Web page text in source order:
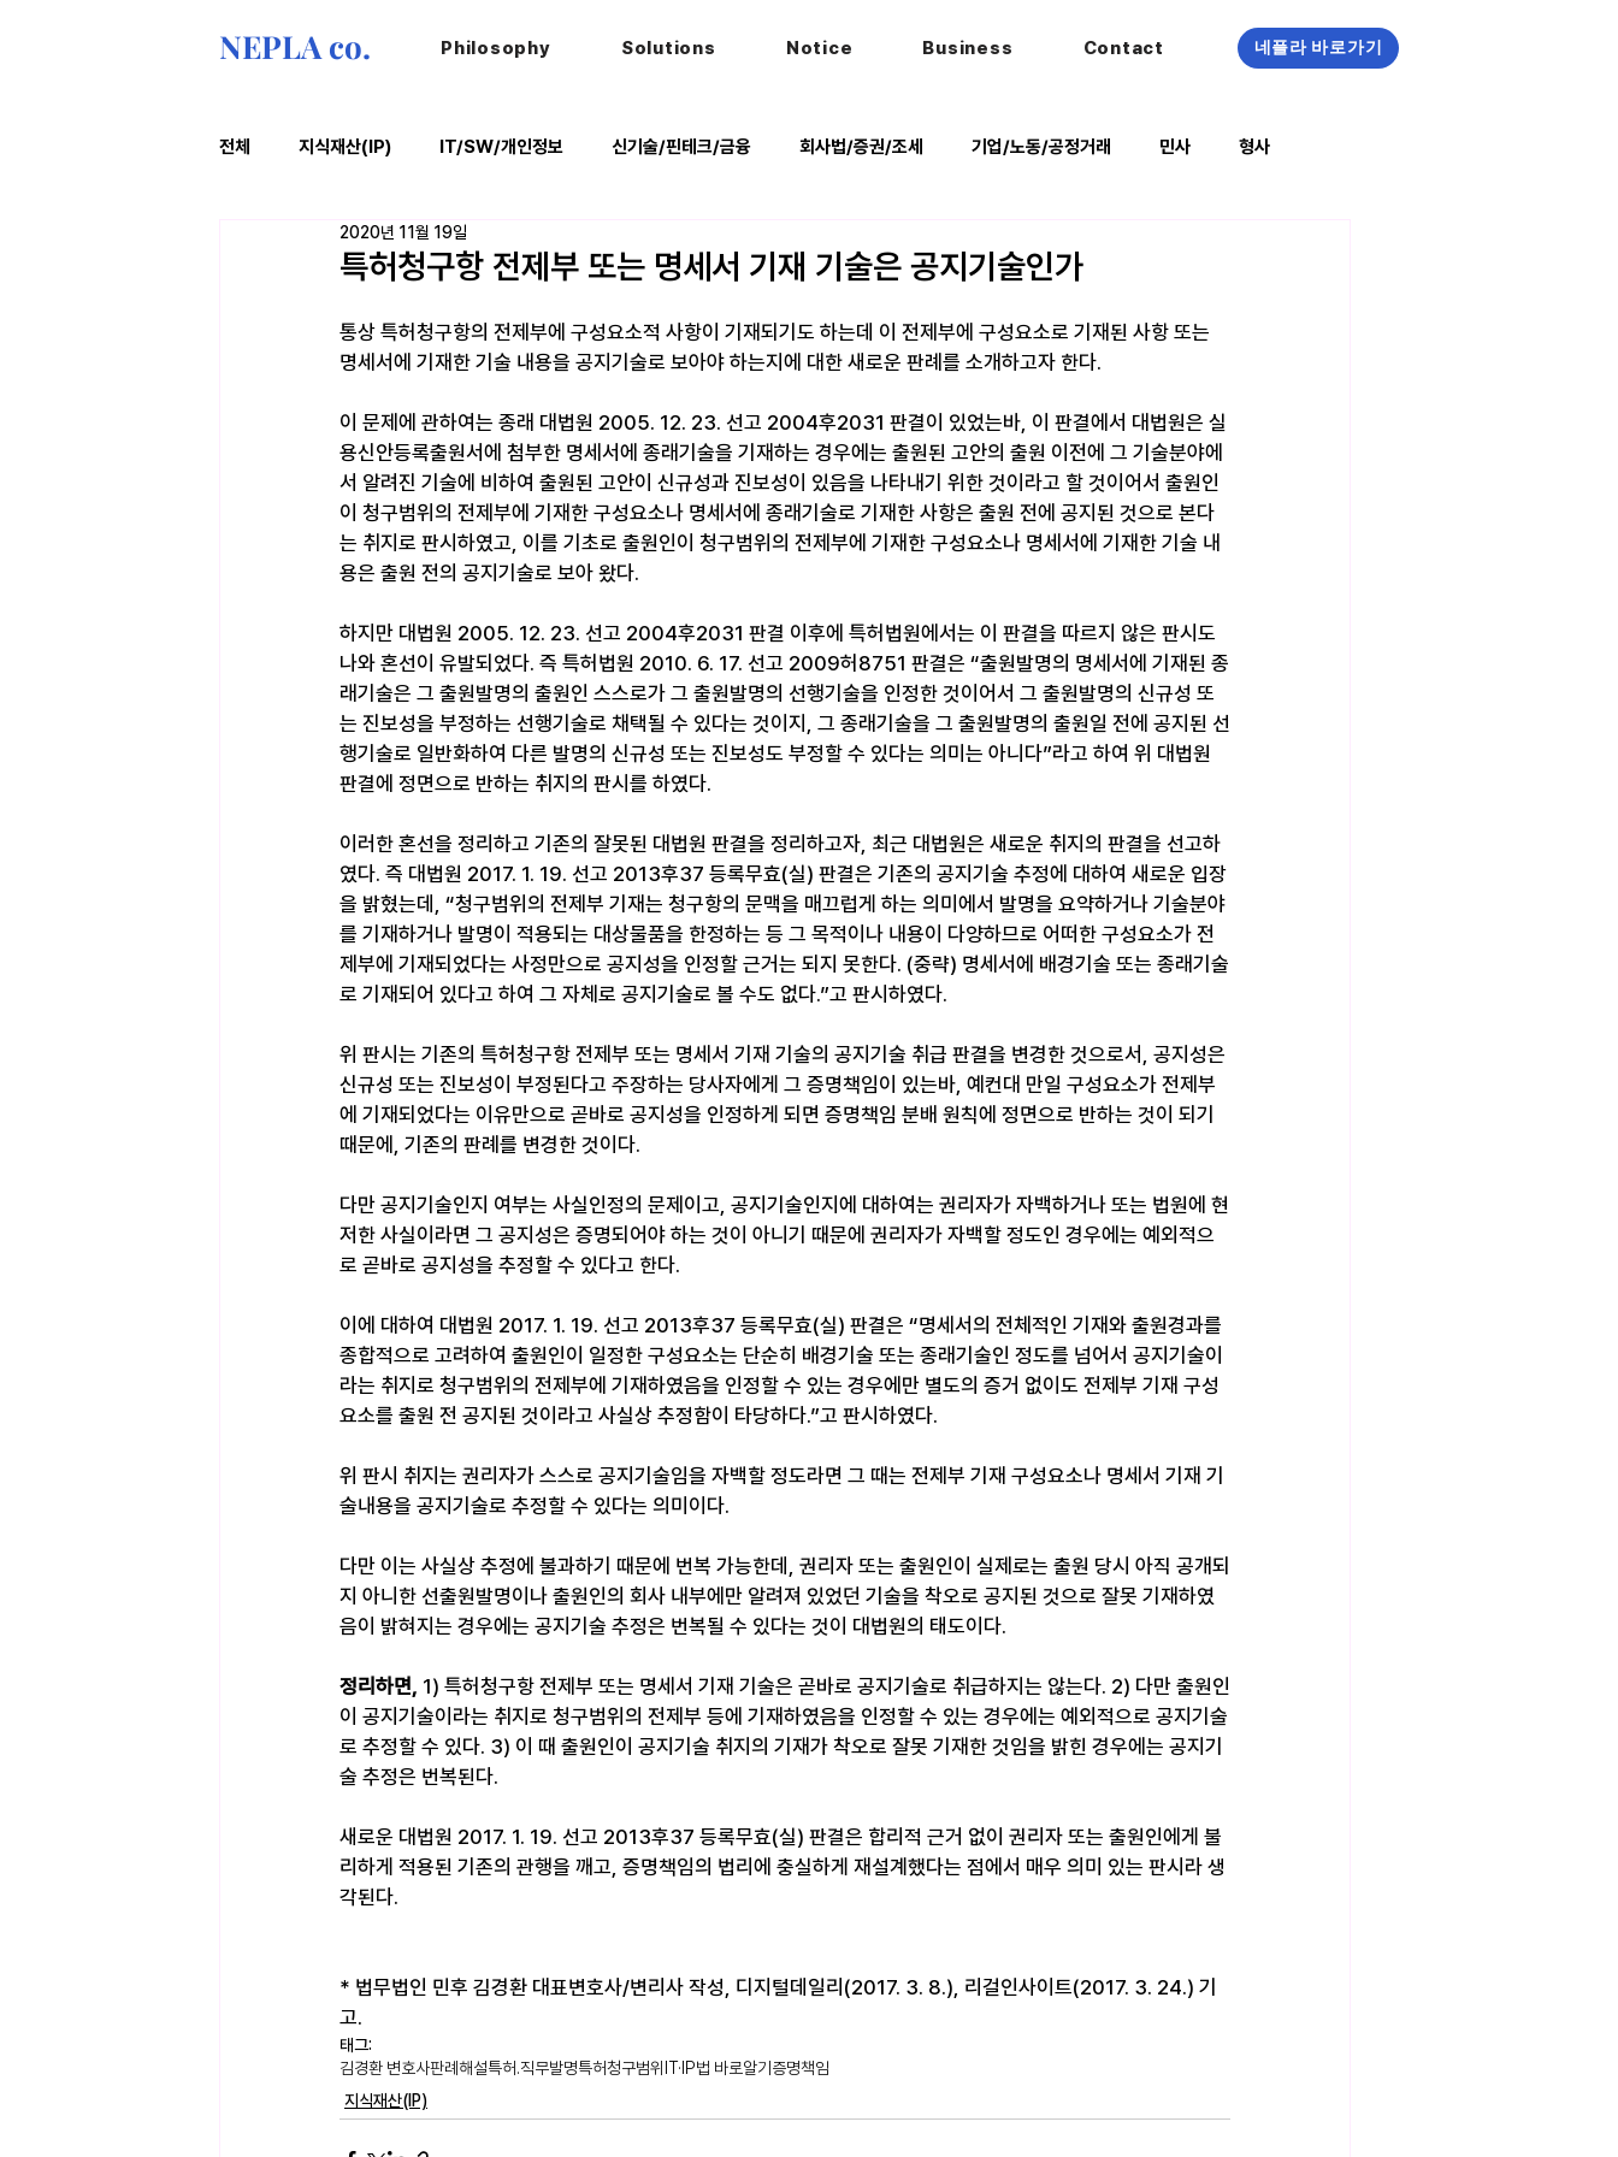
NEPLA co. Philosophy Solutions Notice Business Contact 네플라 바로가기
전체 지식재산(IP) IT/SW/개인정보 신기술/핀테크/금융 회사법/증권/조세 기업/노동/공정거래 민사 형사
법률레터 오늘의위키
특허청구항 전제부 또는 명세서 기재 기술은 공지기술인가
2020년 11월 19일
통상 특허청구항의 전제부에 구성요소적 사항이 기재되기도 하는데 이 전제부에 구성요소로 기재된 사항 또는
명세서에 기재한 기술 내용을 공지기술로 보아야 하는지에 대한 새로운 판례를 소개하고자 한다.
이 문제에 관하여는 종래 대법원 2005. 12. 23. 선고 2004후2031 판결이 있었는바, 이 판결에서 대법원은 실
용신안등록출원서에 첨부한 명세서에 종래기술을 기재하는 경우에는 출원된 고안의 출원 이전에 그 기술분야에
서 알려진 기술에 비하여 출원된 고안이 신규성과 진보성이 있음을 나타내기 위한 것이라고 할 것이어서 출원인
이 청구범위의 전제부에 기재한 구성요소나 명세서에 종래기술로 기재한 사항은 출원 전에 공지된 것으로 본다
는 취지로 판시하였고, 이를 기초로 출원인이 청구범위의 전제부에 기재한 구성요소나 명세서에 기재한 기술 내
용은 출원 전의 공지기술로 보아 왔다.
하지만 대법원 2005. 12. 23. 선고 2004후2031 판결 이후에 특허법원에서는 이 판결을 따르지 않은 판시도
나와 혼선이 유발되었다. 즉 특허법원 2010. 6. 17. 선고 2009허8751 판결은 “출원발명의 명세서에 기재된 종
래기술은 그 출원발명의 출원인 스스로가 그 출원발명의 선행기술을 인정한 것이어서 그 출원발명의 신규성 또
는 진보성을 부정하는 선행기술로 채택될 수 있다는 것이지, 그 종래기술을 그 출원발명의 출원일 전에 공지된 선
행기술로 일반화하여 다른 발명의 신규성 또는 진보성도 부정할 수 있다는 의미는 아니다”라고 하여 위 대법원
판결에 정면으로 반하는 취지의 판시를 하였다.
이러한 혼선을 정리하고 기존의 잘못된 대법원 판결을 정리하고자, 최근 대법원은 새로운 취지의 판결을 선고하
였다. 즉 대법원 2017. 1. 19. 선고 2013후37 등록무효(실) 판결은 기존의 공지기술 추정에 대하여 새로운 입장
을 밝혔는데, “청구범위의 전제부 기재는 청구항의 문맥을 매끄럽게 하는 의미에서 발명을 요약하거나 기술분야
를 기재하거나 발명이 적용되는 대상물품을 한정하는 등 그 목적이나 내용이 다양하므로 어떠한 구성요소가 전
제부에 기재되었다는 사정만으로 공지성을 인정할 근거는 되지 못한다. (중략) 명세서에 배경기술 또는 종래기술
로 기재되어 있다고 하여 그 자체로 공지기술로 볼 수도 없다.”고 판시하였다.
위 판시는 기존의 특허청구항 전제부 또는 명세서 기재 기술의 공지기술 취급 판결을 변경한 것으로서, 공지성은
신규성 또는 진보성이 부정된다고 주장하는 당사자에게 그 증명책임이 있는바, 예컨대 만일 구성요소가 전제부
에 기재되었다는 이유만으로 곧바로 공지성을 인정하게 되면 증명책임 분배 원칙에 정면으로 반하는 것이 되기
때문에, 기존의 판례를 변경한 것이다.
다만 공지기술인지 여부는 사실인정의 문제이고, 공지기술인지에 대하여는 권리자가 자백하거나 또는 법원에 현
저한 사실이라면 그 공지성은 증명되어야 하는 것이 아니기 때문에 권리자가 자백할 정도인 경우에는 예외적으
로 곧바로 공지성을 추정할 수 있다고 한다.
이에 대하여 대법원 2017. 1. 19. 선고 2013후37 등록무효(실) 판결은 “명세서의 전체적인 기재와 출원경과를
종합적으로 고려하여 출원인이 일정한 구성요소는 단순히 배경기술 또는 종래기술인 정도를 넘어서 공지기술이
라는 취지로 청구범위의 전제부에 기재하였음을 인정할 수 있는 경우에만 별도의 증거 없이도 전제부 기재 구성
요소를 출원 전 공지된 것이라고 사실상 추정함이 타당하다.”고 판시하였다.
위 판시 취지는 권리자가 스스로 공지기술임을 자백할 정도라면 그 때는 전제부 기재 구성요소나 명세서 기재 기
술내용을 공지기술로 추정할 수 있다는 의미이다.
다만 이는 사실상 추정에 불과하기 때문에 번복 가능한데, 권리자 또는 출원인이 실제로는 출원 당시 아직 공개되
지 아니한 선출원발명이나 출원인의 회사 내부에만 알려져 있었던 기술을 착오로 공지된 것으로 잘못 기재하였
음이 밝혀지는 경우에는 공지기술 추정은 번복될 수 있다는 것이 대법원의 태도이다.
정리하면, 1) 특허청구항 전제부 또는 명세서 기재 기술은 곧바로 공지기술로 취급하지는 않는다. 2) 다만 출원인
이 공지기술이라는 취지로 청구범위의 전제부 등에 기재하였음을 인정할 수 있는 경우에는 예외적으로 공지기술
로 추정할 수 있다. 3) 이 때 출원인이 공지기술 취지의 기재가 착오로 잘못 기재한 것임을 밝힌 경우에는 공지기
술 추정은 번복된다.
새로운 대법원 2017. 1. 19. 선고 2013후37 등록무효(실) 판결은 합리적 근거 없이 권리자 또는 출원인에게 불
리하게 적용된 기존의 관행을 깨고, 증명책임의 법리에 충실하게 재설계했다는 점에서 매우 의미 있는 판시라 생
각된다.
* 법무법인 민후 김경환 대표변호사/변리사 작성, 디지털데일리(2017. 3. 8.), 리걸인사이트(2017. 3. 24.) 기
고.
태그:
김경환 변호사판례해설특허.직무발명특허청구범위 IT·IP법 바로알기 증명책임
지식재산(IP)